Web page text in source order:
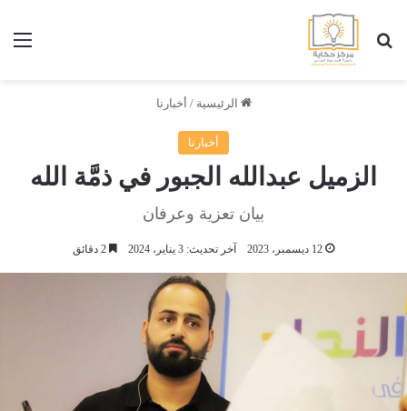
بحث عن
الرئيسية / أخبارنا
أخبارنا
الزميل عبدالله الجبور في ذمَّة الله
بيان تعزية وعرفان
12 ديسمبر، 2023 آخر تحديث: 3 يناير، 2024